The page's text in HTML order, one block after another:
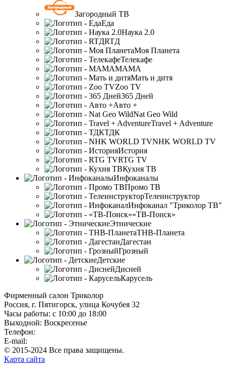
Загородный ТВ
Еда
Наука 2.0
RTД
Моя Планета
Телекафе
МАМА
Мать и дитя
Zoo TV
365 Дней
Авто +
Nat Geo Wild
Travel + Adventure
ТДК
NHK WORLD TV
История
RTG TV
Кухня ТВ
Инфоканалы
Промо ТВ
Телеинструктор
Инфоканал "Триколор ТВ"
«ТВ-Поиск»
Этнические
ТНВ-Планета
Дагестан
Грозный
Детские
Дисней
Карусель
Фирменный салон Триколор
Россия, г. Пятигорск, улица Кочубея 32
Часы работы: с 10:00 до 18:00
Выходной: Воскресенье
Телефон:
E-mail:
© 2015-2024 Все права защищены.
Карта сайта